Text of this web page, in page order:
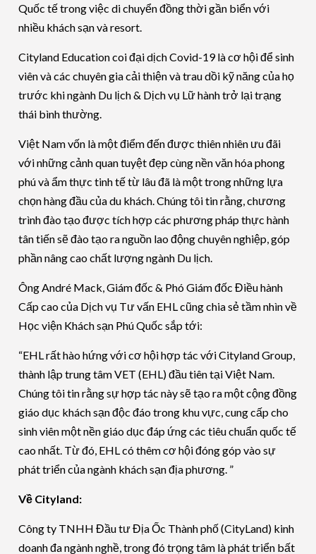
Quốc tế trong việc di chuyển đồng thời gần biển với
nhiều khách sạn và resort.
Cityland Education coi đại dịch Covid-19 là cơ hội để sinh
viên và các chuyên gia cải thiện và trau dồi kỹ năng của họ
trước khi ngành Du lịch & Dịch vụ Lữ hành trở lại trạng
thái bình thường.
Việt Nam vốn là một điểm đến được thiên nhiên ưu đãi
với những cảnh quan tuyệt đẹp cùng nền văn hóa phong
phú và ẩm thực tinh tế từ lâu đã là một trong những lựa
chọn hàng đầu của du khách. Chúng tôi tin rằng, chương
trình đào tạo được tích hợp các phương pháp thực hành
tân tiến sẽ đào tạo ra nguồn lao động chuyên nghiệp, góp
phần nâng cao chất lượng ngành Du lịch.
Ông André Mack, Giám đốc & Phó Giám đốc Điều hành
Cấp cao của Dịch vụ Tư vấn EHL cũng chia sẻ tầm nhìn về
Học viện Khách sạn Phú Quốc sắp tới:
“EHL rất hào hứng với cơ hội hợp tác với Cityland Group,
thành lập trung tâm VET (EHL) đầu tiên tại Việt Nam.
Chúng tôi tin rằng sự hợp tác này sẽ tạo ra một cộng đồng
giáo dục khách sạn độc đáo trong khu vực, cung cấp cho
sinh viên một nền giáo dục đáp ứng các tiêu chuẩn quốc tế
cao nhất. Từ đó, EHL có thêm cơ hội đóng góp vào sự
phát triển của ngành khách sạn địa phương. ”
Về Cityland:
Công ty TNHH Đầu tư Địa Ốc Thành phố (CityLand) kinh
doanh đa ngành nghề, trong đó trọng tâm là phát triển bất